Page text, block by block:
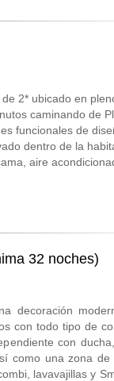
2* ubicado en
caminando de
funcionales de
dentro de la
aire
una sala común
Centro le
32 noches)
decoración
con todo tipo de
con
como una zona de
lavavajillas y